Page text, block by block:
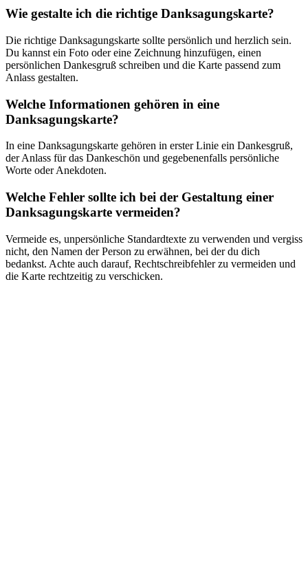
Wie gestalte ich die richtige Danksagungskarte?
Die richtige Danksagungskarte sollte persönlich und herzlich sein.
Du kannst ein Foto oder eine Zeichnung hinzufügen, einen
persönlichen Dankesgruß schreiben und die Karte passend zum
Anlass gestalten.
Welche Informationen gehören in eine
Danksagungskarte?
In eine Danksagungskarte gehören in erster Linie ein Dankesgruß,
der Anlass für das Dankeschön und gegebenenfalls persönliche
Worte oder Anekdoten.
Welche Fehler sollte ich bei der Gestaltung einer
Danksagungskarte vermeiden?
Vermeide es, unpersönliche Standardtexte zu verwenden und vergiss
nicht, den Namen der Person zu erwähnen, bei der du dich
bedankst. Achte auch darauf, Rechtschreibfehler zu vermeiden und
die Karte rechtzeitig zu verschicken.